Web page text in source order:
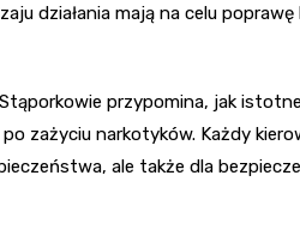
działania mają na celu
przypomina, jak
zażyciu narkotyków. Każdy
ale także dla